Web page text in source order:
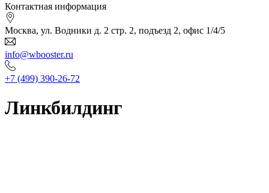
Контактная информация
Москва, ул. Водники д. 2 стр. 2, подъезд 2, офис 1/4/5
info@wbooster.ru
+7 (499) 390-26-72
Линкбилдинг